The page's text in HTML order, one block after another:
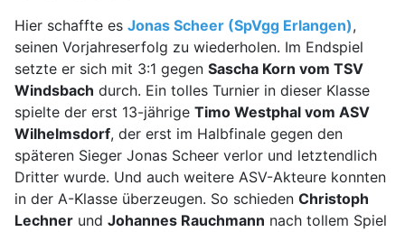
Hier schaffte es Jonas Scheer (SpVgg Erlangen),
seinen Vorjahreserfolg zu wiederholen. Im Endspiel
setzte er sich mit 3:1 gegen Sascha Korn vom TSV
Windsbach durch. Ein tolles Turnier in dieser Klasse
spielte der erst 13-jährige Timo Westphal vom ASV
Wilhelmsdorf, der erst im Halbfinale gegen den
späteren Sieger Jonas Scheer verlor und letztendlich
Dritter wurde. Und auch weitere ASV-Akteure konnten
in der A-Klasse überzeugen. So schieden Christoph
Lechner und Johannes Rauchmann nach tollem Spiel